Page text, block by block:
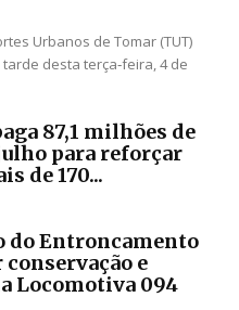
Urbanos de Tomar (TUT)
desta terça‑feira, 4 de
87,1 milhões de
para reforçar
de 170...
do Entroncamento
e
Locomotiva 094